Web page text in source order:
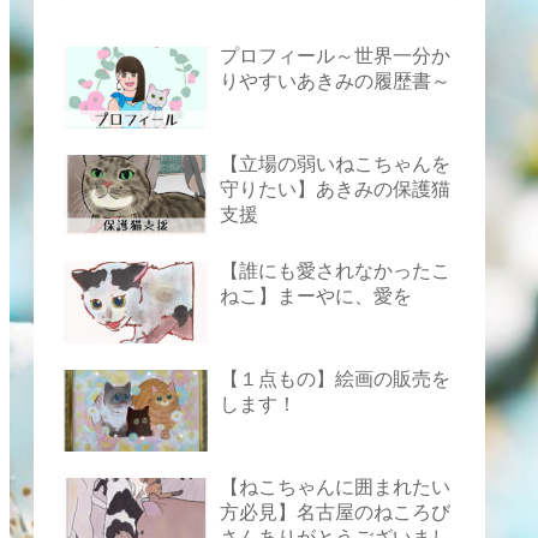
プロフィール～世界一分か
りやすいあきみの履歴書～
【立場の弱いねこちゃんを
守りたい】あきみの保護猫
支援
【誰にも愛されなかったこ
ねこ】まーやに、愛を
【１点もの】絵画の販売を
します！
【ねこちゃんに囲まれたい
方必見】名古屋のねころび